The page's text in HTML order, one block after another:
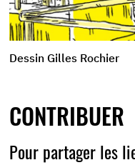
Dessin Gilles Rochier
CONTRIBUER
Pour partager les